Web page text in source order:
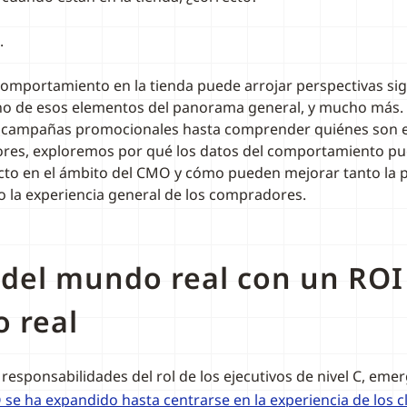
en la tienda puede arrojar perspectivas
de esos elementos del panorama general, y mucho
promocionales hasta comprender quiénes son
exploremos por qué los datos del comportamiento
en el ámbito del CMO y cómo pueden mejorar tanto la
la experiencia general de los compradores.
mundo real con un
real
del rol de los ejecutivos de nivel C,
se ha expandido hasta centrarse en la experiencia de los